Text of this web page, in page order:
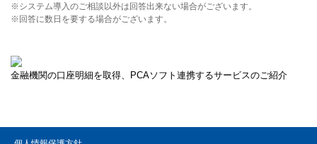
※システム導入のご相談以外は回答出来ない場合がございます。
※回答に数日を要する場合がございます。
金融機関の口座明細を取得、PCAソフト連携するサービスのご紹介